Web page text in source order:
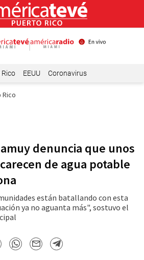
EEUU Coronavirus
Rico
denuncia que unos
de agua potable
están batallando con esta
ya no aguanta más", sostuvo el